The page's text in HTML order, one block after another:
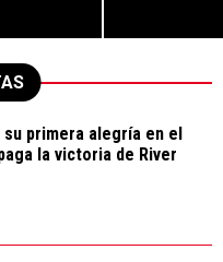
primera alegría en el
la victoria de River